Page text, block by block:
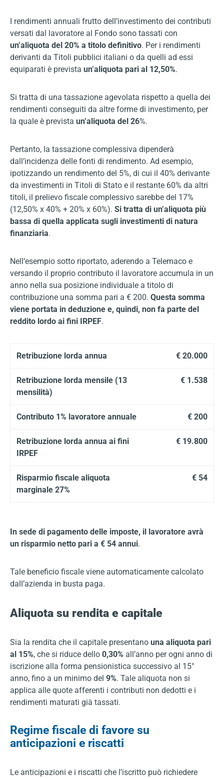
I rendimenti annuali frutto dell’investimento dei contributi
versati dal lavoratore al Fondo sono tassati con
un’aliquota del 20% a titolo definitivo. Per i rendimenti
derivanti da Titoli pubblici italiani o da quelli ad essi
equiparati è prevista un’aliquota pari al 12,50%.
Si tratta di una tassazione agevolata rispetto a quella dei
rendimenti conseguiti da altre forme di investimento, per
la quale è prevista un’aliquota del 26%.
Pertanto, la tassazione complessiva dipenderà
dall’incidenza delle fonti di rendimento. Ad esempio,
ipotizzando un rendimento del 5%, di cui il 40% derivante
da investimenti in Titoli di Stato e il restante 60% da altri
titoli, il prelievo fiscale complessivo sarebbe del 17%
(12,50% x 40% + 20% x 60%). Si tratta di un’aliquota più
bassa di quella applicata sugli investimenti di natura
finanziaria.
Nell’esempio sotto riportato, aderendo a Telemaco e
versando il proprio contributo il lavoratore accumula in un
anno nella sua posizione individuale a titolo di
contribuzione una somma pari a € 200. Questa somma
viene portata in deduzione e, quindi, non fa parte del
reddito lordo ai fini IRPEF.
Retribuzione lorda annua € 20.000
Retribuzione lorda mensile (13
mensilità)
€ 1.538
Contributo 1% lavoratore annuale € 200
Retribuzione lorda annua ai fini
IRPEF
€ 19.800
Risparmio fiscale aliquota
marginale 27%
€ 54
In sede di pagamento delle imposte, il lavoratore avrà
un risparmio netto pari a € 54 annui.
Tale beneficio fiscale viene automaticamente calcolato
dall’azienda in busta paga.
Aliquota su rendita e capitale
Sia la rendita che il capitale presentano una aliquota pari
al 15%, che si riduce dello 0,30% all’anno per ogni anno di
iscrizione alla forma pensionistica successivo al 15°
anno, fino a un minimo del 9%. Tale aliquota non si
applica alle quote afferenti i contributi non dedotti e i
rendimenti maturati già tassati.
Regime fiscale di favore su
anticipazioni e riscatti
Le anticipazioni e i riscatti che l’iscritto può richiedere